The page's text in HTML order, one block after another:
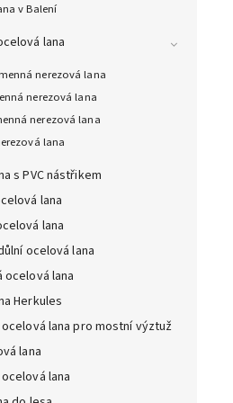
v Balení
lana
nerezová lana
nerezová lana
nerezová lana
lana
s PVC nástřikem
lana
lana
ocelová lana
ocelová lana
Herkules
lana pro mostní výztuž
lana
lana